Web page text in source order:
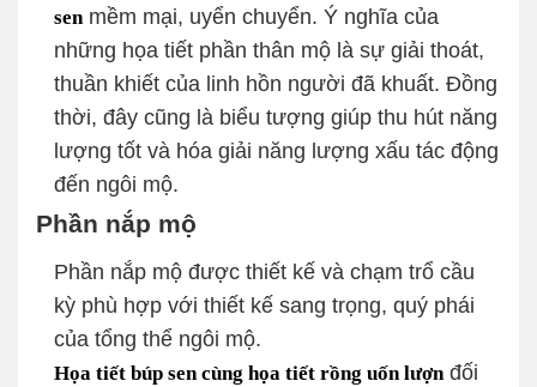
senmềm mại, uyển chuyển. Ý nghĩa của
những họa tiết phần thân mộ là sự giải thoát,
thuần khiết của linh hồn người đã khuất. Đồng
thời, đây cũng là biểu tượng giúp thu hút năng
lượng tốt và hóa giải năng lượng xấu tác động
đến ngôi mộ.
Phần nắp mộ
Phần nắp mộ được thiết kế và chạm trổ cầu
kỳ phù hợp với thiết kế sang trọng, quý phái
của tổng thể ngôi mộ.
Họa tiết búp sen cùng họa tiết rồng uốn lượnđối